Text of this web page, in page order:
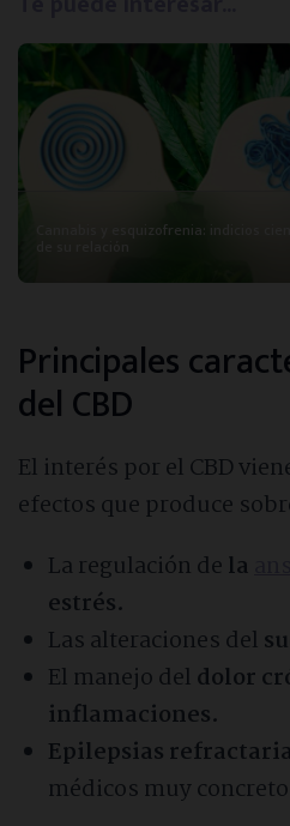
Cannabis y esquizofrenia: indicios
Principales
del CBD
El interés por el CBD
efectos que produce
La regulación de la
estrés.
Las alteraciones del
El manejo del dolor
inflamaciones.
Epilepsias
médicos muy